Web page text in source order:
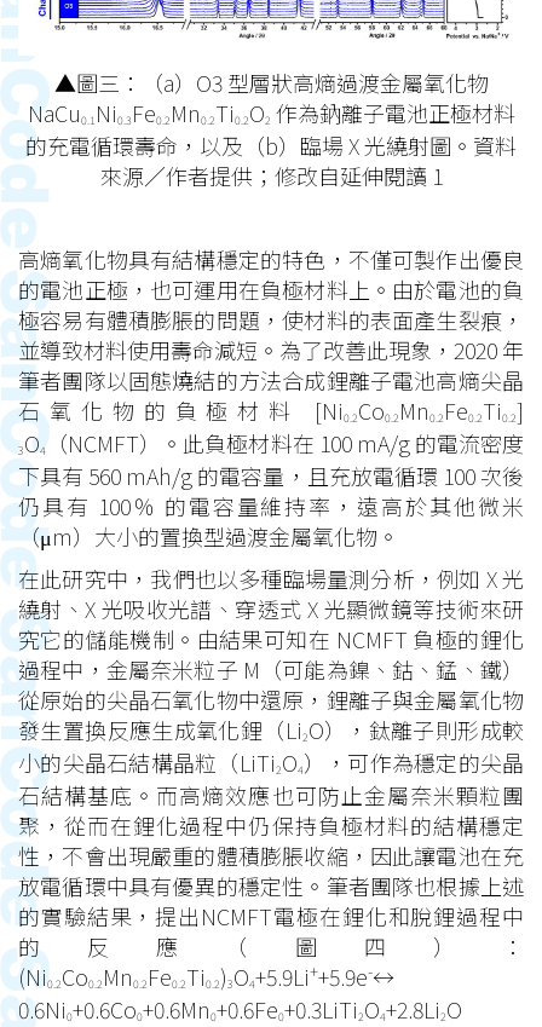
▲圖三：（a）O3 型層狀高熵過渡金屬氧化物
NaCu0.1 Ni0.3Fe0.2 Mn0.2Ti0.2O2 作為鈉離子電池正極材料
的充電循環壽命，以及（b）臨場 X 光繞射圖。資料
來源／作者提供；修改自延伸閱讀 1
高熵氧化物具有結構穩定的特色，不僅可製作出優良
的電池正極，也可運用在負極材料上。由於電池的負
極容易有體積膨脹的問題，使材料的表面產生裂痕，
並導致材料使用壽命減短。為了改善此現象，2020 年
筆者團隊以固態燒結的方法合成鋰離子電池高熵尖晶
石氧化物的負極材料 [Ni0.2Co0.2 Mn0.2 Fe0.2Ti0.2]
3O4（NCMFT）。此負極材料在 100 mA/g 的電流密度
下具有 560 mAh/g 的電容量，且充放電循環 100 次後
仍具有 100％ 的電容量維持率，遠高於其他微米
（μm）大小的置換型過渡金屬氧化物。
在此研究中，我們也以多種臨場量測分析，例如 X 光
繞射、X 光吸收光譜、穿透式 X 光顯微鏡等技術來研
究它的儲能機制。由結果可知在 NCMFT 負極的鋰化
過程中，金屬奈米粒子 M（可能為鎳、鈷、錳、鐵）
從原始的尖晶石氧化物中還原，鋰離子與金屬氧化物
發生置換反應生成氧化鋰（Li2O），鈦離子則形成較
小的尖晶石結構晶粒（LiTi2O4），可作為穩定的尖晶
石結構基底。而高熵效應也可防止金屬奈米顆粒團
聚，從而在鋰化過程中仍保持負極材料的結構穩定
性，不會出現嚴重的體積膨脹收縮，因此讓電池在充
放電循環中具有優異的穩定性。筆者團隊也根據上述
的實驗結果，提出NCMFT電極在鋰化和脫鋰過程中
的反應（圖四）：
(Ni0.2Co0.2 Mn0.2 Fe0.2Ti0.2)3O4+5.9Li++5.9e-↔
0.6Ni0+0.6Co0+0.6Mn0+0.6Fe0+0.3LiTi2O4+2.8Li2O